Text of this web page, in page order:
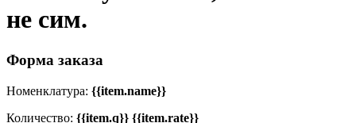
не сим.
Форма заказа
Номенклатура: {{item.name}}
Количество: {{item.q}} {{item.rate}}